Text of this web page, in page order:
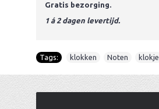
Gratis bezorging.
1 á 2 dagen levertijd.
Tags: klokken Noten klokje